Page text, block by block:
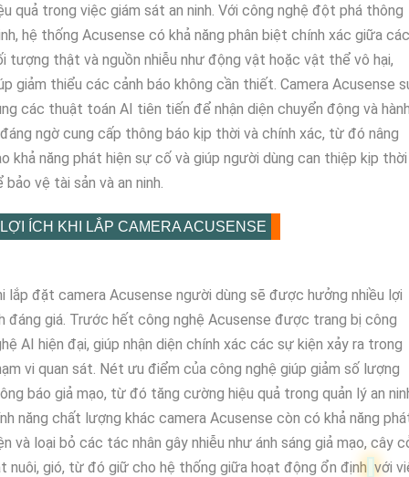
quả trong việc giám sát an ninh. Với công nghệ đột phá thông
hệ thống Acusense có khả năng phân biệt chính xác giữa các
tượng thật và nguồn nhiễu như động vật hoặc vật thể vô hại,
giảm thiểu các cảnh báo không cần thiết. Camera Acusense
các thuật toán AI tiên tiến để nhận diện chuyển động và
ngờ cung cấp thông báo kịp thời và chính xác, từ đó nâng
khả năng phát hiện sự cố và giúp người dùng can thiệp kịp thời
bảo vệ tài sản và an ninh.
LỢI ÍCH KHI LẮP CAMERA ACUSENSE
lắp đặt camera Acusense người dùng sẽ được hưởng nhiều lợi
đáng giá. Trước hết công nghệ Acusense được trang bị công
AI hiện đại, giúp nhận diện chính xác các sự kiện xảy ra trong
vi quan sát. Nét ưu điểm của công nghệ giúp giảm số lượng
báo giả mạo, từ đó tăng cường hiệu quả trong quản lý an
năng chất lượng khác camera Acusense còn có khả năng
và loại bỏ các tác nhân gây nhiễu như ánh sáng giả mạo, cây
nuôi, gió, từ đó giữ cho hệ thống giữa hoạt động ổn định với